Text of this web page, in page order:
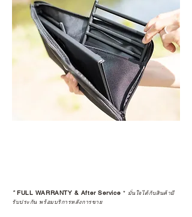
*FULL WARRANTY & After Service * มั่นใจได้กับสินค้ามี
รับประกัน พร้อมบริการหลังการขาย